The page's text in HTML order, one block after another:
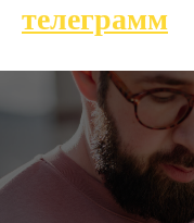
телеграмм